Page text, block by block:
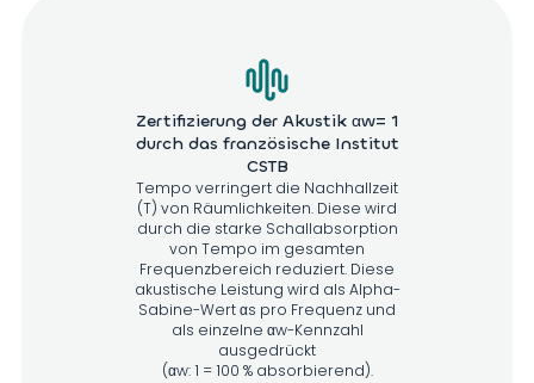
Zertifizierung der Akustik αw= 1
durch das französische Institut
CSTB
Tempo verringert die Nachhallzeit
(T) von Räumlichkeiten. Diese wird
durch die starke Schallabsorption
von Tempo im gesamten
Frequenzbereich reduziert. Diese
akustische Leistung wird als Alpha-
Sabine-Wert αs pro Frequenz und
als einzelne αw-Kennzahl
ausgedrückt
(αw: 1 = 100 % absorbierend).